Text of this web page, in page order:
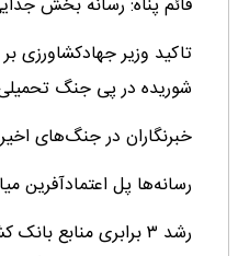
تاکید وزیر جهادکشاورزی
شوریده در پی جنگ
خبرنگاران در جنگ‌های
رسانه‌ها پل اعتمادآفرین